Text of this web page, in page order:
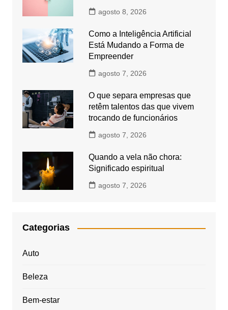
agosto 8, 2026
Como a Inteligência Artificial
Está Mudando a Forma de
Empreender
agosto 7, 2026
O que separa empresas que
retêm talentos das que vivem
trocando de funcionários
agosto 7, 2026
Quando a vela não chora:
Significado espiritual
agosto 7, 2026
Categorias
Auto
Beleza
Bem-estar